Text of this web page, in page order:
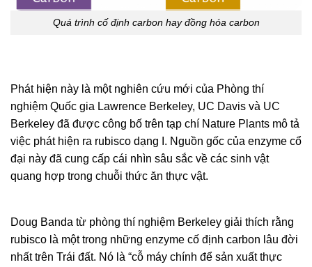
Quá trình cố định carbon hay đồng hóa carbon
Phát hiện này là một nghiên cứu mới của Phòng thí
nghiệm Quốc gia Lawrence Berkeley, UC Davis và UC
Berkeley đã được công bố trên tạp chí Nature Plants mô tả
việc phát hiện ra rubisco dạng I. Nguồn gốc của enzyme cổ
đại này đã cung cấp cái nhìn sâu sắc về các sinh vật
quang hợp trong chuỗi thức ăn thực vật.
Doug Banda từ phòng thí nghiệm Berkeley giải thích rằng
rubisco là một trong những enzyme cố định carbon lâu đời
nhất trên Trái đất. Nó là “cỗ máy chính để sản xuất thực